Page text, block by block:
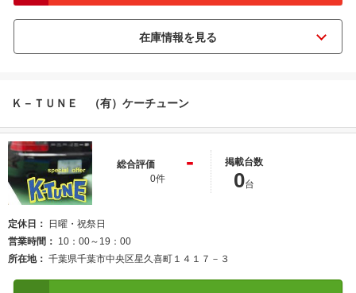
Ｋ－ＴＵＮＥ （有）ケーチューン
総合評価 -
0件
掲載台数
0台
定休日
日曜・祝祭日
営業時間
10：00～19：00
所在地
千葉県千葉市中央区星久喜町１４１７－３